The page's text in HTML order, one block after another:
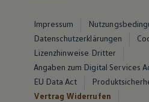
Impressum
Datenschutzerklärungen
Lizenzhinweise Dritter
Angaben zum Digital Services
EU Data Act
Vertrag Widerrufen